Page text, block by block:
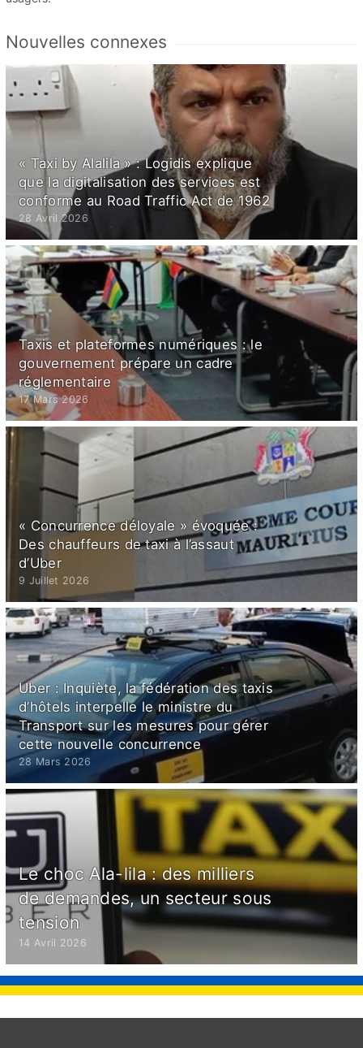
Nouvelles connexes
« Taxi by Alalila » : Logidis explique
que la digitalisation des services est
conforme au Road Traffic Act de 1962
28 Avril 2026
Taxis et plateformes numériques : le
gouvernement prépare un cadre
réglementaire
17 Mars 2026
« Concurrence déloyale » évoquée :
Des chauffeurs de taxi à l’assaut
d’Uber
9 Juillet 2026
Uber : Inquiète, la fédération des taxis
d’hôtels interpelle le ministre du
Transport sur les mesures pour gérer
cette nouvelle concurrence
28 Mars 2026
Le choc Ala-lila : des milliers
de demandes, un secteur sous
tension
14 Avril 2026